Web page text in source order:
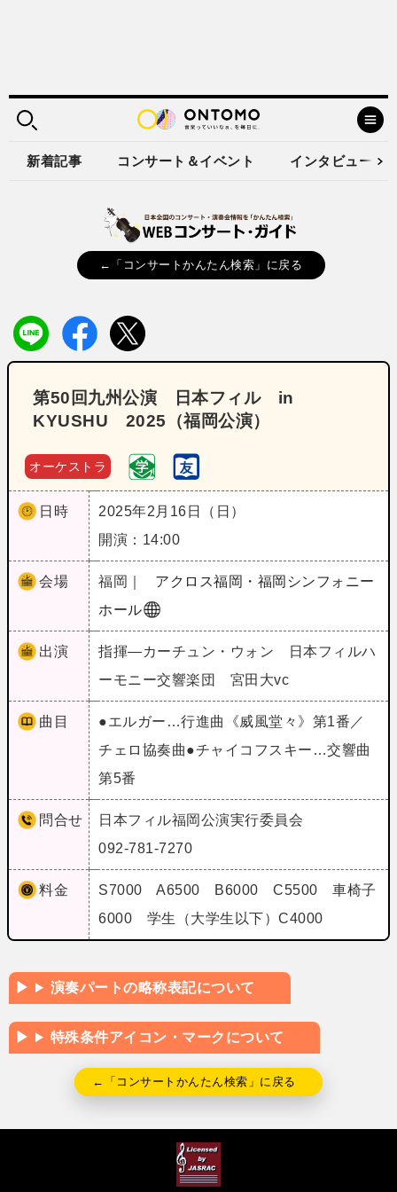
新着記事 コンサート＆イベント インタビュー
←「コンサートかんたん検索」に戻る
第50回九州公演 日本フィル in
KYUSHU 2025（福岡公演）
オーケストラ
日時
2025年2月16日（日）
開演：14:00
会場 福岡｜
アクロス福岡・福岡シンフォニー
ホール
出演
指揮―カーチュン・ウォン 日本フィルハ
ーモニー交響楽団 宮田大vc
曲目
●エルガー…行進曲《威風堂々》第1番／
チェロ協奏曲●チャイコフスキー…交響曲
第5番
問合せ
日本フィル福岡公演実行委員会
092-781-7270
料金
S7000 A6500 B6000 C5500 車椅子
6000 学生（大学生以下）C4000
演奏パートの略称表記について
特殊条件アイコン・マークについて
←「コンサートかんたん検索」に戻る